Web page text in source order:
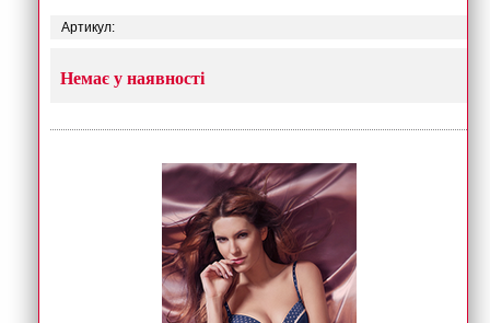
Артикул:
Немає у наявності